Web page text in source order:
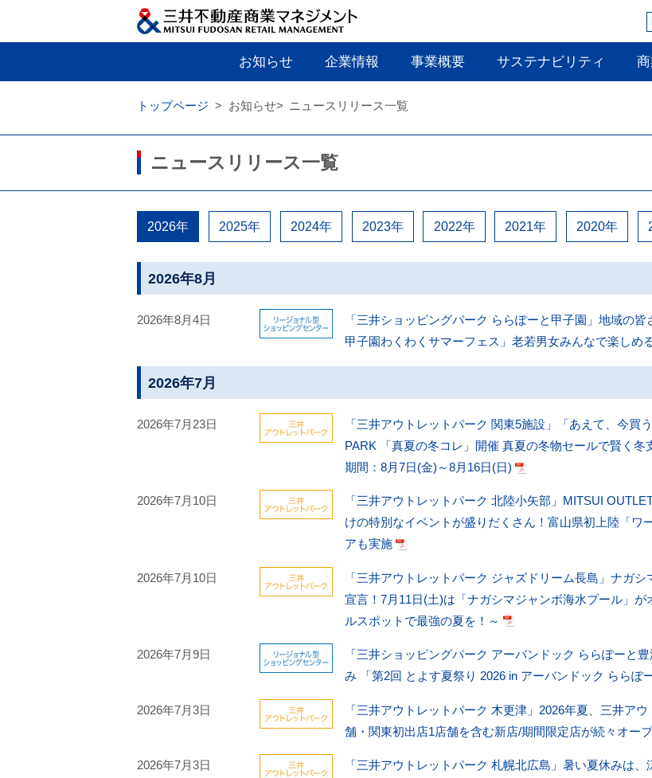
お知らせ 企業情報 事業概要 サステナビリティ
トップページ お知らせ ニュースリリース一覧
ニュースリリース一覧
2026年 2025年 2024年 2023年 2022年 2021年 2020年
2026年8月
2026年8月4日
「三井ショッピングパーク ららぽーと甲子園」地域の
甲子園わくわくサマーフェス」老若男女みんなで楽し
2026年7月
2026年7月23日
「三井アウトレットパーク 関東5施設」「あえて、今
PARK 「真夏の冬コレ」開催 真夏の冬物セールで賢く
期間：8月7日(金)～8月16日(日)
2026年7月10日
「三井アウトレットパーク 北陸小矢部」MITSUI
けの特別なイベントが盛りだくさん！富山県初上陸「ワ
アも実施
2026年7月10日
「三井アウトレットパーク ジャズドリーム長島」ナガ
宣言！7月11日(土)は「ナガシマジャンボ海水プール」
ルスポットで最強の夏を！～
2026年7月9日
「三井ショッピングパーク アーバンドック ららぽー
み 「第2回 とよす夏祭り 2026 in アーバンドック ららぽ
2026年7月3日
「三井アウトレットパーク 木更津」2026年夏、三井ア
舗・関東初出店1店舗を含む新店/期間限定店が続々オープ
2026年7月3日
「三井アウトレットパーク 札幌北広島」暑い夏休みは